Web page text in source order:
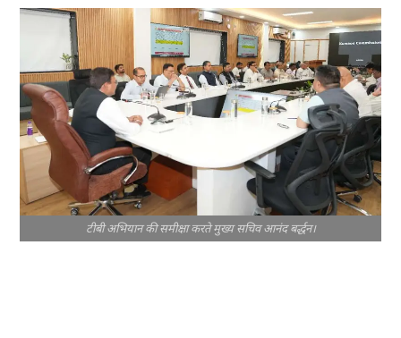
टीबी अभियान की समीक्षा करते मुख्य सचिव आनंद बर्द्धन।